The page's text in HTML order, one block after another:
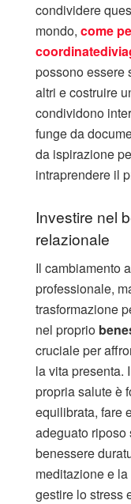
condividere
mondo, come
possono essere
altri e costruire
condividono
funge da
da ispirazione
intraprendere il
Investire nel
relazionale
Il cambiamento
professionale,
trasformazione
nel proprio
cruciale per
la vita presenta.
propria salute è
equilibrata, fare
adeguato
benessere
meditazione e
gestire lo stress